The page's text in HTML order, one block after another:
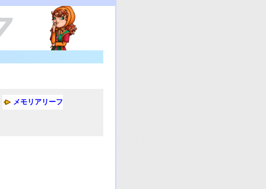
メモリアリーフ